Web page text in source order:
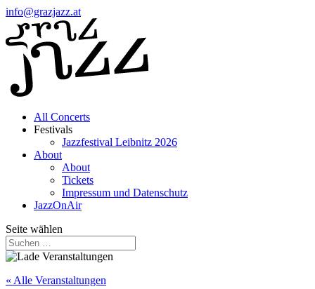
info@grazjazz.at
All Concerts
Festivals
Jazzfestival Leibnitz 2026
About
About
Tickets
Impressum und Datenschutz
JazzOnAir
Seite wählen
« Alle Veranstaltungen